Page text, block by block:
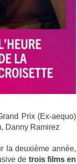
Prix (Ex-aequo)
Danny Ramirez
la deuxième année,
de trois films en